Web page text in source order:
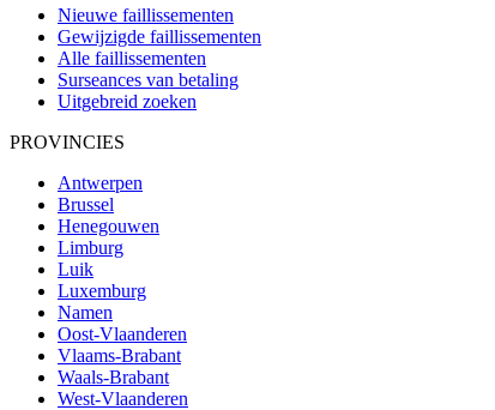
Nieuwe faillissementen
Gewijzigde faillissementen
Alle faillissementen
Surseances van betaling
Uitgebreid zoeken
PROVINCIES
Antwerpen
Brussel
Henegouwen
Limburg
Luik
Luxemburg
Namen
Oost-Vlaanderen
Vlaams-Brabant
Waals-Brabant
West-Vlaanderen